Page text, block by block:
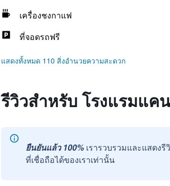
เครื่องชงกาแฟ
ที่จอดรถฟรี
แสดงทั้งหมด 110 สิ่งอำนวยความสะดวก
รีวิวสำหรับ โรงแรมแค
ยืนยันแล้ว 100% เรารวบรวมและแสดง
ที่เชื่อถือได้ของเราเท่านั้น